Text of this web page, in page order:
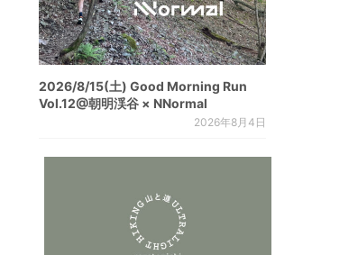
2026/8/15(土) Good Morning Run
Vol.12@朝明渓谷 × NNormal
2026年8月4日